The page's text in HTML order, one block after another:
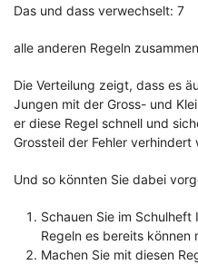
Das und dass verwechselt: 7
alle anderen Regeln
Die Verteilung zeigt, dass es
Jungen mit der Gross- und
er diese Regel schnell und
Grossteil der Fehler verhindert
Und so könnten Sie dabei
Schauen Sie im
Regeln es bereits können
Machen Sie mit diesen